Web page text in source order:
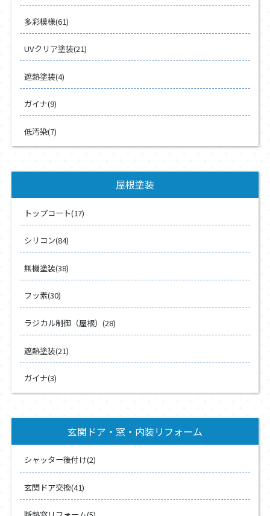
多彩模様(61)
UVクリア塗装(21)
遮熱塗装(4)
ガイナ(9)
低汚染(7)
屋根塗装
トップコート(17)
シリコン(84)
無機塗装(38)
フッ素(30)
ラジカル制御（屋根）(28)
遮熱塗装(21)
ガイナ(3)
玄関ドア・窓・内装リフォーム
シャッター後付け(2)
玄関ドア交換(41)